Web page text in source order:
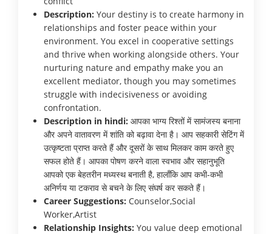
Description: Your destiny is to create harmony in
relationships and foster peace within your
environment. You excel in cooperative settings
and thrive when working alongside others. Your
nurturing nature and empathy make you an
excellent mediator, though you may sometimes
struggle with indecisiveness or avoiding
confrontation.
Description in hindi: आपका भाग्य रिश्तों में सामंजस्य बनाना
और अपने वातावरण में शांति को बढ़ावा देना है। आप सहकारी सेटिंग में
उत्कृष्टता प्राप्त करते हैं और दूसरों के साथ मिलकर काम करते हुए
सफल होते हैं। आपका पोषण करने वाला स्वभाव और सहानुभूति
आपको एक बेहतरीन मध्यस्थ बनाती है, हालाँकि आप कभी-कभी
अनिर्णय या टकराव से बचने के लिए संघर्ष कर सकते हैं।
Career Suggestions: Counselor,Social
Worker,Artist
Relationship Insights: You value deep emotional